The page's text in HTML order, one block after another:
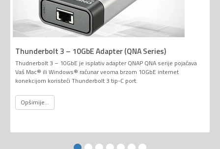
Thunderbolt 3 – 10GbE Adapter (QNA Series)
Thudnerbolt 3 – 10GbE je isplativ adapter QNAP QNA serije pojačava
Vaš Mac® ili Windows® računar veoma brzom 10GbE internet
konekcijom koristeći Thunderbolt 3 tip-C port.
Opširnije...